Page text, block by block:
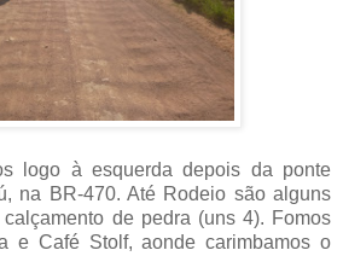
logo à esquerda depois da ponte
na BR-470. Até Rodeio são alguns
de pedra (uns 4). Fomos
e Café Stolf, aonde carimbamos o